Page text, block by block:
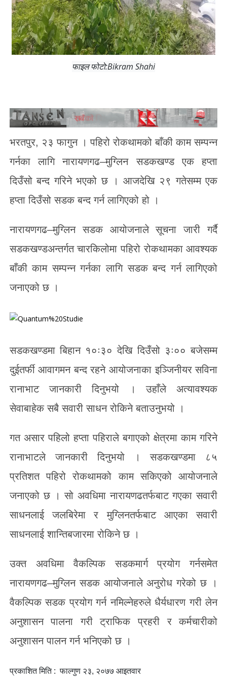
फाइल फोटो:Bikram Shahi
भरतपुर, २३ फागुन । पहिरो रोकथामको बाँकी काम सम्पन्न
गर्नका लागि नारायणगढ–मुग्लिन सडकखण्ड एक हप्ता
दिउँसो बन्द गरिने भएको छ । आजदेखि २९ गतेसम्म एक
हप्ता दिउँसो सडक बन्द गर्न लागिएको हो ।
नारायणगढ–मुग्लिन सडक आयोजनाले सूचना जारी गर्दै
सडकखण्डअन्तर्गत चारकिलोमा पहिरो रोकथामका आवश्यक
बाँकी काम सम्पन्न गर्नका लागि सडक बन्द गर्न लागिएको
जनाएको छ ।
सडकखण्डमा बिहान १०ः३० देखि दिउँसो ३ः०० बजेसम्म
दुईतर्फी आवागमन बन्द रहने आयोजनाका इञ्जिनीयर सविना
रानाभाट जानकारी दिनुभयो । उहाँले अत्यावश्यक
सेवाबाहेक सबै सवारी साधन रोकिने बताउनुभयो ।
गत असार पहिलो हप्ता पहिराले बगाएको क्षेत्रमा काम गरिने
रानाभाटले जानकारी दिनुभयो । सडकखण्डमा ८५
प्रतिशत पहिरो रोकथामको काम सकिएको आयोजनाले
जनाएको छ । सो अवधिमा नारायणढतर्फबाट गएका सवारी
साधनलाई जलबिरेमा र मुग्लिनतर्फबाट आएका सवारी
साधनलाई शान्तिबजारमा रोकिने छ ।
उक्त अवधिमा वैकल्पिक सडकमार्ग प्रयोग गर्नसमेत
नारायणगढ–मुग्लिन सडक आयोजनाले अनुरोध गरेको छ ।
वैकल्पिक सडक प्रयोग गर्न नमिल्नेहरुले धैर्यधारण गरी लेन
अनुशासन पालना गरी ट्राफिक प्रहरी र कर्मचारीको
अनुशासन पालन गर्न भनिएको छ ।
प्रकाशित मिति : फाल्गुण २३, २०७७ आइतवार